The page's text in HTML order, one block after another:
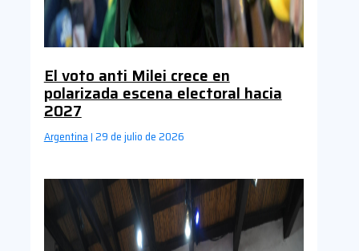
El voto anti Milei crece en
polarizada escena electoral hacia
2027
Argentina | 29 de julio de 2026